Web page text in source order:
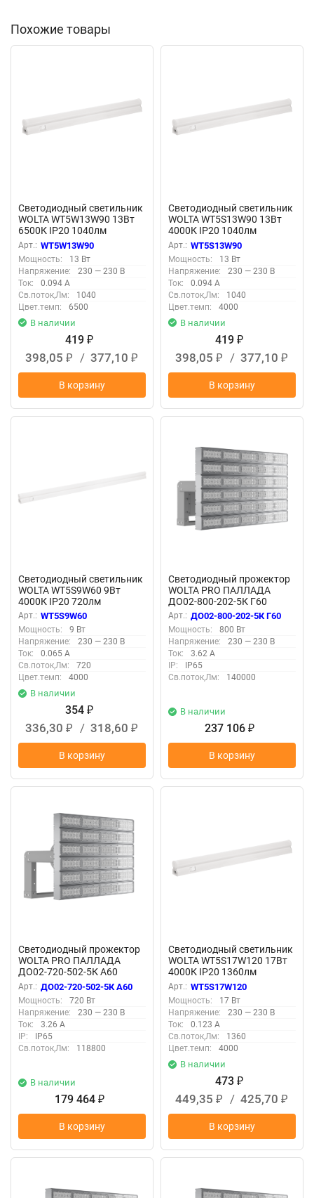
Похожие товары
Светодиодный светильник
WOLTA WT5W13W90 13Вт
6500К IP20 1040лм
соединяемый в линию
Арт.: WT5W13W90
Мощность:
13 Вт
Напряжение:
230 — 230 В
Ток:
0.094 А
Св.поток,Лм:
1040
Цвет.темп:
6500
В наличии
419 ₽
398,05 ₽ / 377,10 ₽
В корзину
Светодиодный светильник
WOLTA WT5S13W90 13Вт
4000К IP20 1040лм
соединяемый в линию
Арт.: WT5S13W90
Мощность:
13 Вт
Напряжение:
230 — 230 В
Ток:
0.094 А
Св.поток,Лм:
1040
Цвет.темп:
4000
В наличии
419 ₽
398,05 ₽ / 377,10 ₽
В корзину
Светодиодный светильник
WOLTA WT5S9W60 9Вт
4000К IP20 720лм
соединяемый в линию
Арт.: WT5S9W60
Мощность:
9 Вт
Напряжение:
230 — 230 В
Ток:
0.065 А
Св.поток,Лм:
720
Цвет.темп:
4000
В наличии
354 ₽
336,30 ₽ / 318,60 ₽
В корзину
Светодиодный прожектор
WOLTA PRO ПАЛЛАДА
ДО02-800-202-5К Г60
Прозрачный
Арт.: ДО02-800-202-5К Г60
Мощность:
800 Вт
Напряжение:
230 — 230 В
Ток:
3.62 А
IP:
IP65
Св.поток,Лм:
140000
В наличии
237 106 ₽
В корзину
Светодиодный прожектор
WOLTA PRO ПАЛЛАДА
ДО02-720-502-5К А60
Прозрачный
Арт.: ДО02-720-502-5К А60
Мощность:
720 Вт
Напряжение:
230 — 230 В
Ток:
3.26 А
IP:
IP65
Св.поток,Лм:
118800
В наличии
179 464 ₽
В корзину
Светодиодный светильник
WOLTA WT5S17W120 17Вт
4000К IP20 1360лм
соединяемый в линию
Арт.: WT5S17W120
Мощность:
17 Вт
Напряжение:
230 — 230 В
Ток:
0.123 А
Св.поток,Лм:
1360
Цвет.темп:
4000
В наличии
473 ₽
449,35 ₽ / 425,70 ₽
В корзину